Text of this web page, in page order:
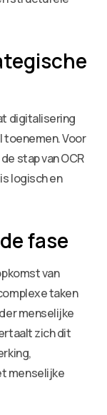
digitalisering
Voor
stap van OCR
is logisch en
fase
van
taken
menselijke
zich dit
menselijke